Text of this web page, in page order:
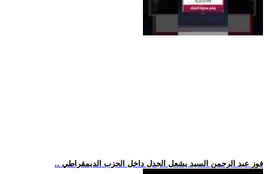
.. فوز عبد الرحمن السيد يشعل الجدل داخل الحزب الديمقراطي